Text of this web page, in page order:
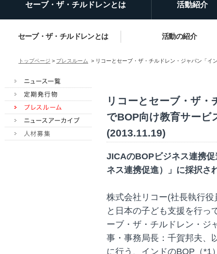
セーブ・ザ・チルドレンとは 活動紹介
セーブ・ザ・チルドレンとは 活動の紹介
トップページ > プレスルーム > リコーとセーブ・ザ・チルドレン・ジャパン「イ
リコーとセーブ・ザ
でBOP向け教育サービ
(2013.11.19)
JICAのBOPビジネス連携
ネス連携促進）」に採択さ
株式会社リコー(社長執行
と日本の子ども支援を行っ
ーブ・ザ・チルドレン・ジ
事・事務局長：千賀邦夫、
に行う、インドのBOP（*1